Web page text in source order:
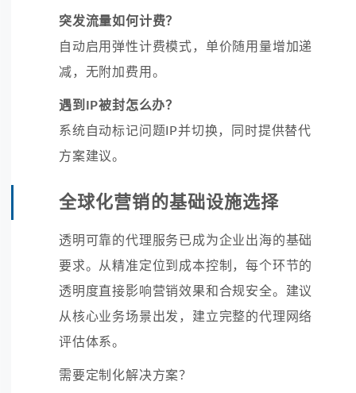
突发流量如何计费？
自动启用弹性计费模式，单价随用量增加递
减，无附加费用。
遇到IP被封怎么办？
系统自动标记问题IP并切换，同时提供替代
方案建议。
全球化营销的基础设施选择
透明可靠的代理服务已成为企业出海的基础
要求。从精准定位到成本控制，每个环节的
透明度直接影响营销效果和合规安全。建议
从核心业务场景出发，建立完整的代理网络
评估体系。
需要定制化解决方案？